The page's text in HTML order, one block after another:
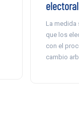
electoral
La medida
que los
con el
cambio